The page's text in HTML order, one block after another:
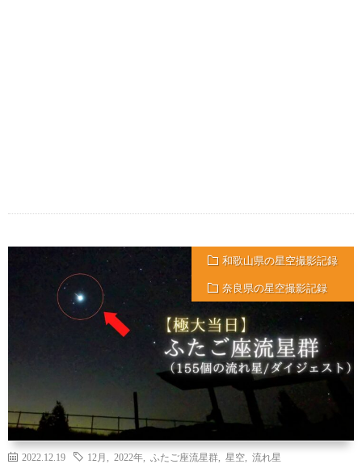
和歌山県の星空撮影記録
奈良県の星空撮影記録
2022.12.19 12月 2022年 ふたご座流星群 星空 流れ星